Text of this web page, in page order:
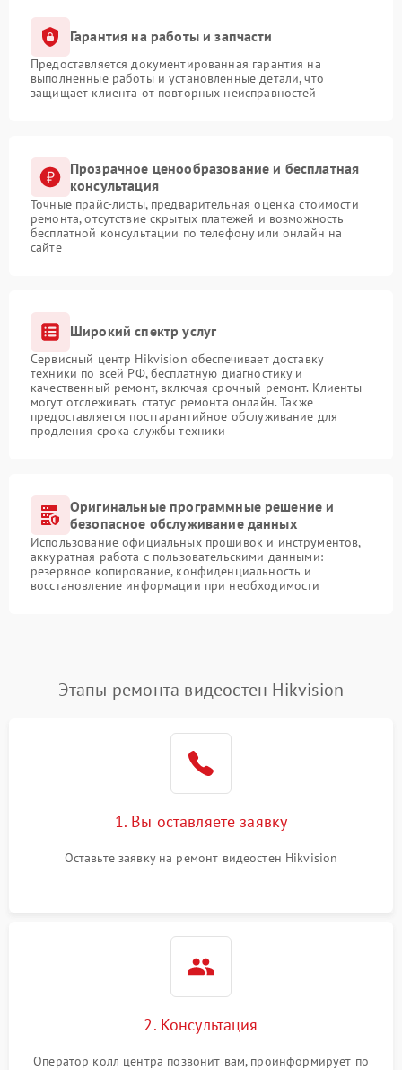
Гарантия на работы и запчасти
Предоставляется документированная гарантия на
выполненные работы и установленные детали, что
защищает клиента от повторных неисправностей
Прозрачное ценообразование и бесплатная
консультация
Точные прайс-листы, предварительная оценка стоимости
ремонта, отсутствие скрытых платежей и возможность
бесплатной консультации по телефону или онлайн на
сайте
Широкий спектр услуг
Сервисный центр Hikvision обеспечивает доставку
техники по всей РФ, бесплатную диагностику и
качественный ремонт, включая срочный ремонт. Клиенты
могут отслеживать статус ремонта онлайн. Также
предоставляется постгарантийное обслуживание для
продления срока службы техники
Оригинальные программные решение и
безопасное обслуживание данных
Использование официальных прошивок и инструментов,
аккуратная работа с пользовательскими данными:
резервное копирование, конфиденциальность и
восстановление информации при необходимости
Этапы ремонта видеостен Hikvision
1. Вы оставляете заявку
Оставьте заявку на ремонт видеостен Hikvision
2. Консультация
Оператор колл центра позвонит вам, проинформирует по